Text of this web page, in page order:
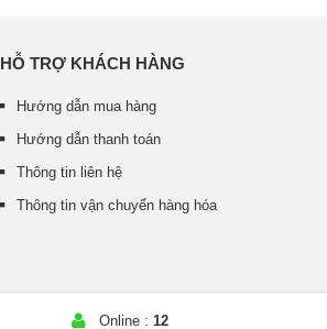
HỖ TRỢ KHÁCH HÀNG
Hướng dẫn mua hàng
Hướng dẫn thanh toán
Thông tin liên hệ
Thông tin vận chuyển hàng hóa
Online : 12